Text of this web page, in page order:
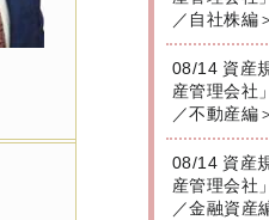
／自社株編
08/14 資産
産管理会社
／不動産編
08/14 資産
産管理会社
／金融資産